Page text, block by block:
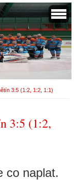
3:5 (1:2, 1:2, 1:1)
3:5 (1:2,
co naplat.